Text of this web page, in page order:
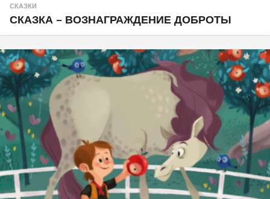
СКАЗКИ
СКАЗКА – ВОЗНАГРАЖДЕНИЕ ДОБРОТЫ